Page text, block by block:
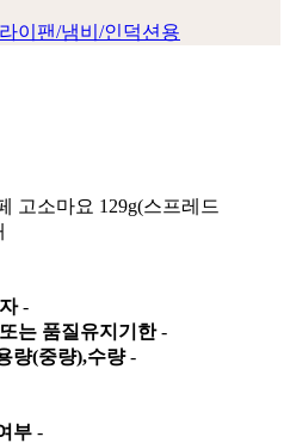
고소마요 129g(스프레드
-
는 품질유지기한 -
량(중량),수량 -
부 -